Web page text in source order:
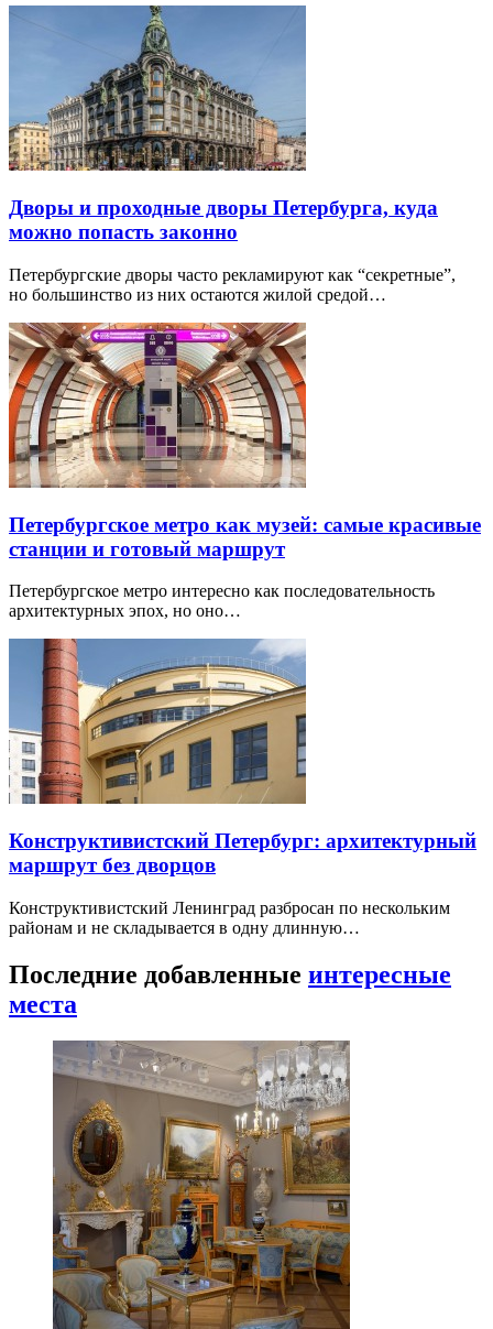
Дворы и проходные дворы Петербурга, куда
можно попасть законно
Петербургские дворы часто рекламируют как “секретные”,
но большинство из них остаются жилой средой…
Петербургское метро как музей: самые красивые
станции и готовый маршрут
Петербургское метро интересно как последовательность
архитектурных эпох, но оно…
Конструктивистский Петербург: архитектурный
маршрут без дворцов
Конструктивистский Ленинград разбросан по нескольким
районам и не складывается в одну длинную…
Последние добавленные интересные
места